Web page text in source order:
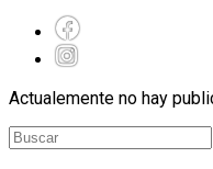
Actualemente no hay